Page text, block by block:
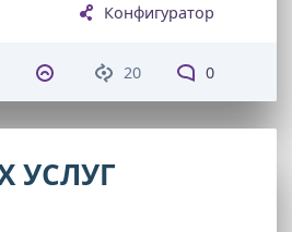
Конфигуратор
20 0
УСЛУГ